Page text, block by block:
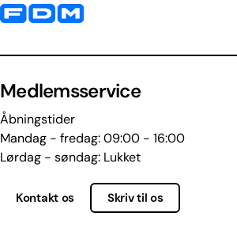
Yderligere information og
Medlemsservice
Åbningstider
Mandag - fredag: 09:00 - 16:00
Lørdag - søndag: Lukket
Kontakt os Skriv til os